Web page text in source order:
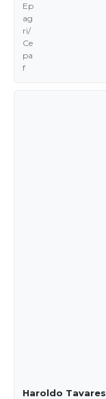
Ep
ag
ri/
Ce
pa
f
Haroldo